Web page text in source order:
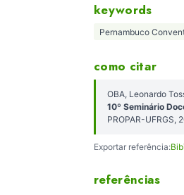
keywords
Pernambuco
como citar
OBA, Leonardo
10º Seminário
PROPAR-UFRGS,
Exportar referência:
referências